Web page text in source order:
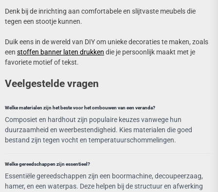
Denk bij de inrichting aan comfortabele en slijtvaste meubels die
tegen een stootje kunnen.
Duik eens in de wereld van DIY om unieke decoraties te maken, zoals
een stoffen banner laten drukken die je persoonlijk maakt met je
favoriete motief of tekst.
Veelgestelde vragen
Welke materialen zijn het beste voor het ombouwen van een veranda?
Composiet en hardhout zijn populaire keuzes vanwege hun
duurzaamheid en weerbestendigheid. Kies materialen die goed
bestand zijn tegen vocht en temperatuurschommelingen.
Welke gereedschappen zijn essentieel?
Essentiële gereedschappen zijn een boormachine, decoupeerzaag,
hamer, en een waterpas. Deze helpen bij de structuur en afwerking